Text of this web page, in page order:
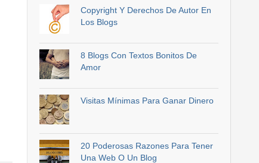
Copyright Y Derechos De Autor En
Los Blogs
8 Blogs Con Textos Bonitos De
Amor
Visitas Mínimas Para Ganar Dinero
20 Poderosas Razones Para Tener
Una Web O Un Blog